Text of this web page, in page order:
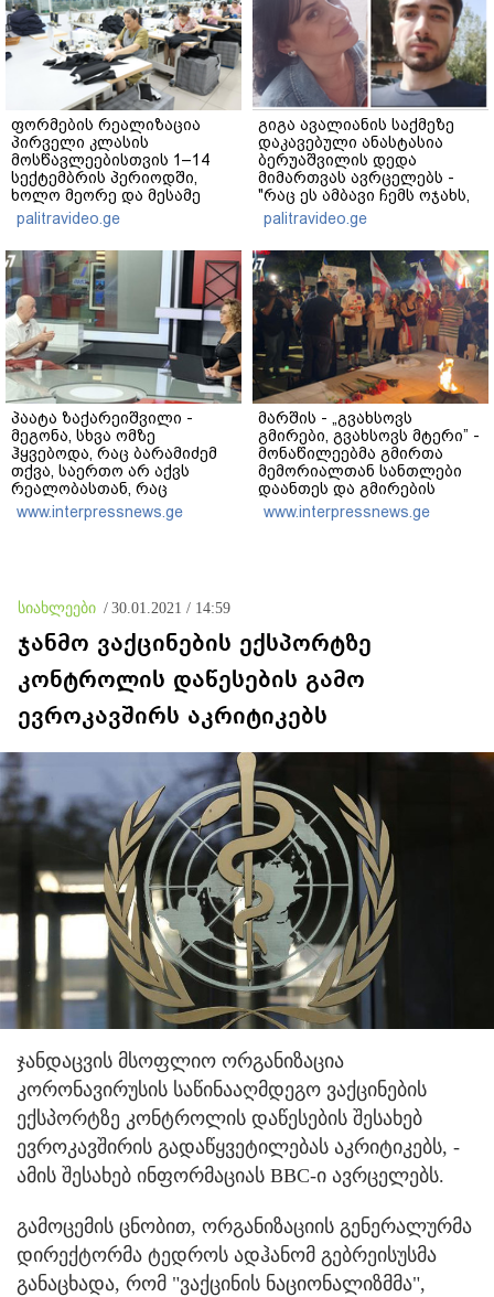
ფორმების რეალიზაცია
პირველი კლასის
მოსწავლეებისთვის 1–14
სექტემბრის პერიოდში,
ხოლო მეორე და მესამე
ეტაპებზე...
palitravideo.ge
გიგა ავალიანის საქმეზე
დაკავებული ანასტასია
ბერუაშვილის დედა
მიმართვას ავრცელებს -
"რაც ეს ამბავი ჩემს ოჯახს,
ჩემს ანასტასიას გადახდა
თავს, მის მერე მე მე არ
ვარ"
palitravideo.ge
პაატა ზაქარეიშვილი -
მეგონა, სხვა ომზე
ჰყვებოდა, რაც ბარამიძემ
თქვა, საერთო არ აქვს
რეალობასთან, რაც
აფხაზეთში იყო - შემიძლია
ადამიანებს ვაჩვენო
www.interpressnews.ge
მარშის - „გვახსოვს
გმირები, გვახსოვს მტერი” -
მონაწილეებმა გმირთა
მემორიალთან სანთლები
დაანთეს და გმირების
ხსოვნას პატივი მიაგეს
www.interpressnews.ge
სიახლეები / 30.01.2021 / 14:59
ჯანმო ვაქცინების ექსპორტზე
კონტროლის დაწესების გამო
ევროკავშირს აკრიტიკებს
ჯანდაცვის მსოფლიო ორგანიზაცია
კორონავირუსის საწინააღმდეგო ვაქცინების
ექსპორტზე კონტროლის დაწესების შესახებ
ევროკავშირის გადაწყვეტილებას აკრიტიკებს, -
ამის შესახებ ინფორმაციას BBC-ი ავრცელებს.
გამოცემის ცნობით, ორგანიზაციის გენერალურმა
დირექტორმა ტედროს ადჰანომ გებრეისუსმა
განაცხადა, რომ "ვაქცინის ნაციონალიზმმა",